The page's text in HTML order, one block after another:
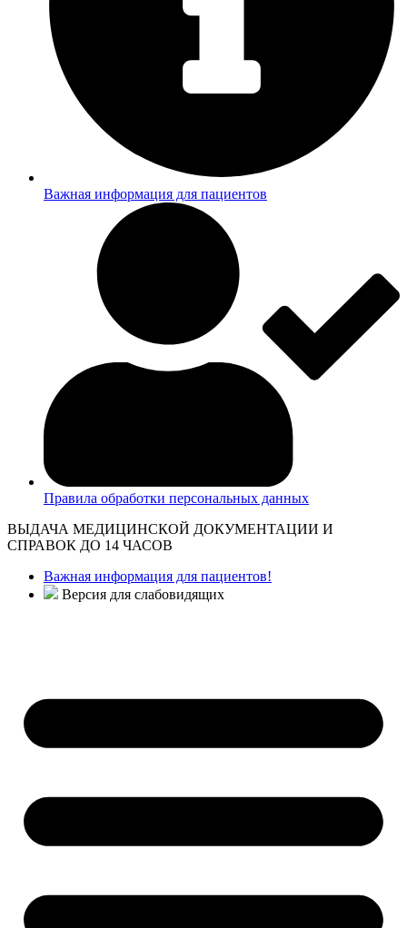
Важная информация для пациентов
Правила обработки персональных данных
ВЫДАЧА МЕДИЦИНСКОЙ ДОКУМЕНТАЦИИ И
СПРАВОК ДО 14 ЧАСОВ
Важная информация для пациентов!
Версия для слабовидящих